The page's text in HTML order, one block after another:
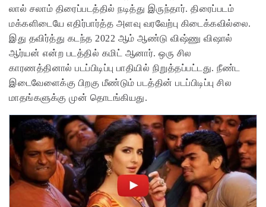
லால் சலாம் திரைப்படத்தில் நடித்து இருந்தார். திரைப்படம்
மக்களிடையே எதிர்பார்த்த அளவு வரவேற்பு கிடைக்கவில்லை.
இது தவிர்த்து கடந்த 2022 ஆம் ஆண்டு விஷ்ணு விஷால்
ஆர்யன் என்ற படத்தில் கமிட் ஆனார். ஒரு சில
காரணத்தினால் படப்பிடிப்பு பாதியில் நிறுத்தப்பட்டது. நீண்ட
இடைவேளைக்கு பிறகு மீண்டும் படத்தின் படப்பிடிப்பு சில
மாதங்களுக்கு முன் தொடங்கியது.